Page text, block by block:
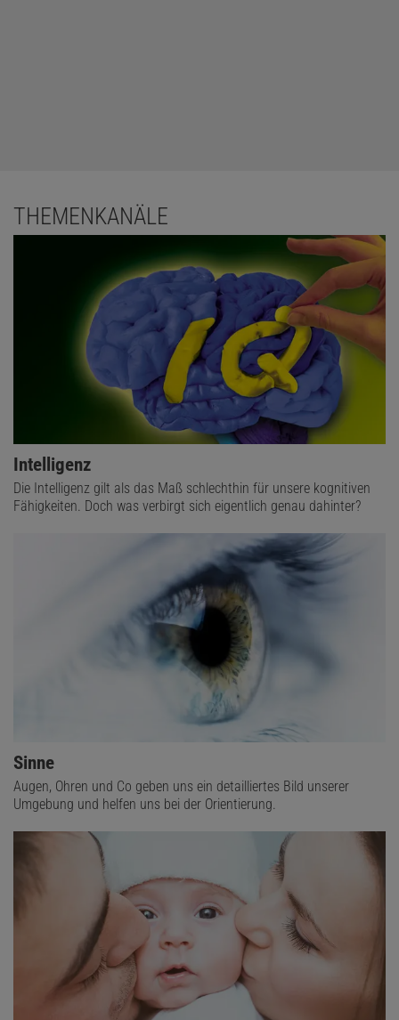
THEMENKANÄLE
Intelligenz
Die Intelligenz gilt als das Maß schlechthin für unsere kognitiven
Fähigkeiten. Doch was verbirgt sich eigentlich genau dahinter?
Sinne
Augen, Ohren und Co geben uns ein detailliertes Bild unserer
Umgebung und helfen uns bei der Orientierung.